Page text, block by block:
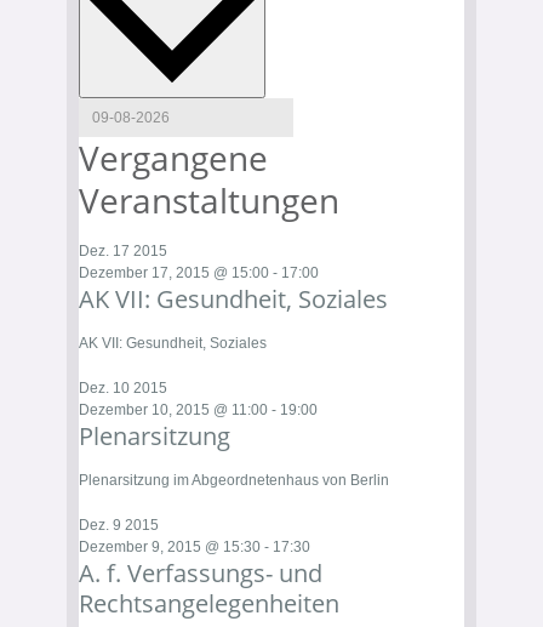
Vergangene
Veranstaltungen
Dez. 17 2015
Dezember 17, 2015 @ 15:00 - 17:00
AK VII: Gesundheit, Soziales
AK VII: Gesundheit, Soziales
Dez. 10 2015
Dezember 10, 2015 @ 11:00 - 19:00
Plenarsitzung
Plenarsitzung im Abgeordnetenhaus von Berlin
Dez. 9 2015
Dezember 9, 2015 @ 15:30 - 17:30
A. f. Verfassungs- und
Rechtsangelegenheiten